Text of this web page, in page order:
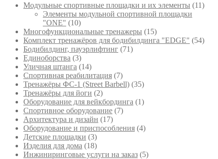
Модульные спортивные площадки и их элементы (11)
Элементы модульной спортивной площадки
"ONE" (10)
Многофункциональные тренажеры (15)
Комплект тренажёров для бодибилдинга "EDGE" (54)
Бодибилдинг, пауэрлифтинг (71)
Единоборства (3)
Уличная штанга (14)
Спортивная реабилитация (7)
Тренажёры ФС-1 (Street Barbell) (35)
Тренажёры для йоги (2)
Оборудование для вейкбординга (1)
Спортивное оборудование (7)
Архитектура и дизайн (17)
Оборудование и приспособления (4)
Детские площадки (3)
Изделия для дома (18)
Инжиниринговые услуги на заказ (5)